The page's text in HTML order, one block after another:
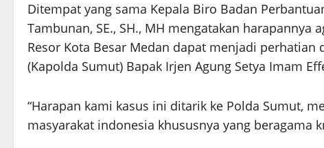
Ditempat yang sama Kepala Biro Badan
Tambunan, SE., SH., MH mengatakan
Resor Kota Besar Medan dapat menjadi
(Kapolda Sumut) Bapak Irjen Agung Setya Imam
“Harapan kami kasus ini ditarik ke Polda Sumut,
masyarakat indonesia khususnya yang beragama